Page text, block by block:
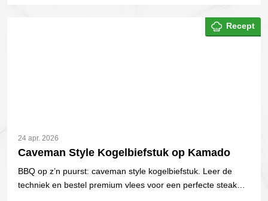
Recept
24 apr. 2026
Caveman Style Kogelbiefstuk op Kamado
BBQ op z’n puurst: caveman style kogelbiefstuk. Leer de
techniek en bestel premium vlees voor een perfecte steak